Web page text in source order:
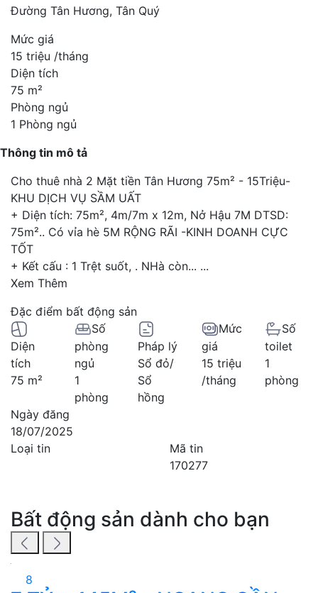
Đường Tân Hương, Tân Quý
Mức giá
15 triệu /tháng
Diện tích
75 m²
Phòng ngủ
1 Phòng ngủ
Thông tin mô tả
Cho thuê nhà 2 Mặt tiền Tân Hương 75m² - 15Triệu-
KHU DỊCH VỤ SẦM UẤT
+ Diện tích: 75m², 4m/7m x 12m, Nở Hậu 7M DTSD:
75m².. Có vỉa hè 5M RỘNG RÃI -KINH DOANH CỰC
TỐT
+ Kết cấu : 1 Trệt suốt, . NHà còn... ...
Xem Thêm
Đặc điểm bất động sản
Diện
tích
75 m²
Số
phòng
ngủ
1
phòng
Pháp lý
Sổ đỏ/
Sổ
hồng
Mức
giá
15 triệu
/tháng
Số
toilet
1
phòng
Ngày đăng
18/07/2025
Loại tin
Mã tin
170277
Bất động sản dành cho bạn
8